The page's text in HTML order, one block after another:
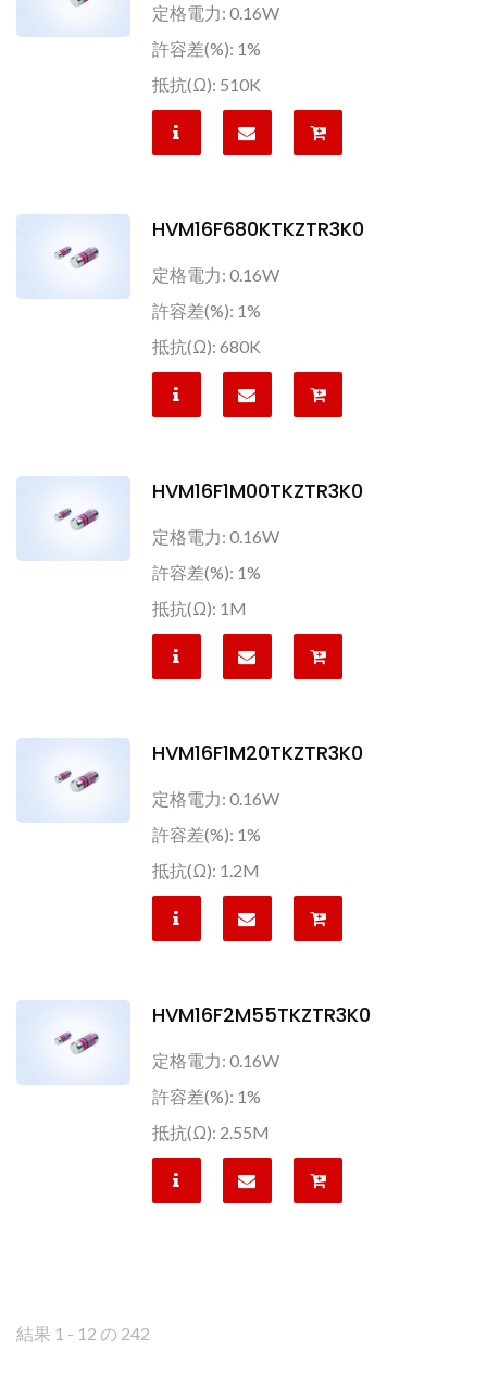
定格電力: 0.16W
許容差(%): 1%
抵抗(Ω): 510K
HVM16F680KTKZTR3K0
定格電力: 0.16W
許容差(%): 1%
抵抗(Ω): 680K
HVM16F1M00TKZTR3K0
定格電力: 0.16W
許容差(%): 1%
抵抗(Ω): 1M
HVM16F1M20TKZTR3K0
定格電力: 0.16W
許容差(%): 1%
抵抗(Ω): 1.2M
HVM16F2M55TKZTR3K0
定格電力: 0.16W
許容差(%): 1%
抵抗(Ω): 2.55M
結果 1 - 12 の 242